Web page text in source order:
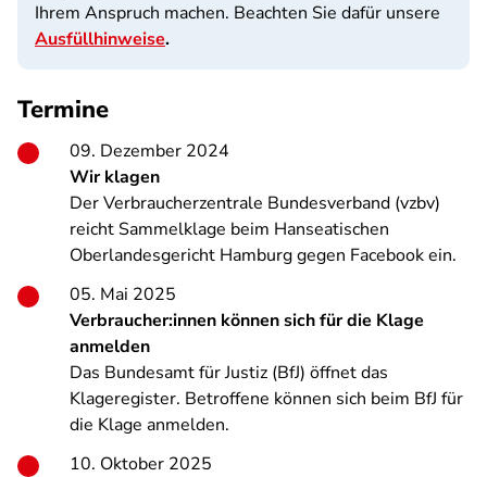
Ihrem Anspruch machen. Beachten Sie dafür unsere
Ausfüllhinweise.
Termine
09. Dezember 2024
Wir klagen
Der Verbraucherzentrale Bundesverband (vzbv)
reicht Sammelklage beim Hanseatischen
Oberlandesgericht Hamburg gegen Facebook ein.
05. Mai 2025
Verbraucher:innen können sich für die Klage
anmelden
Das Bundesamt für Justiz (BfJ) öffnet das
Klageregister. Betroffene können sich beim BfJ für
die Klage anmelden.
10. Oktober 2025